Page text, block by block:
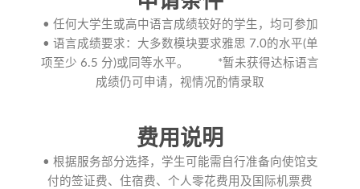
• 任何大学生或高中语言成绩较好的学生，均可参加
• 语言成绩要求：大多数模块要求雅思 7.0的水平(单
项至少 6.5 分)或同等水平。 *暂未获得达标语言
成绩仍可申请，视情况酌情录取
费用说明
• 根据服务部分选择，学生可能需自行准备向使馆支
付的签证费、住宿费、个人零花费用及国际机票费